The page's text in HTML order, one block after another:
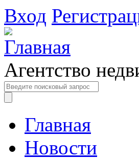
Вход
Агентство
Главная
Новости